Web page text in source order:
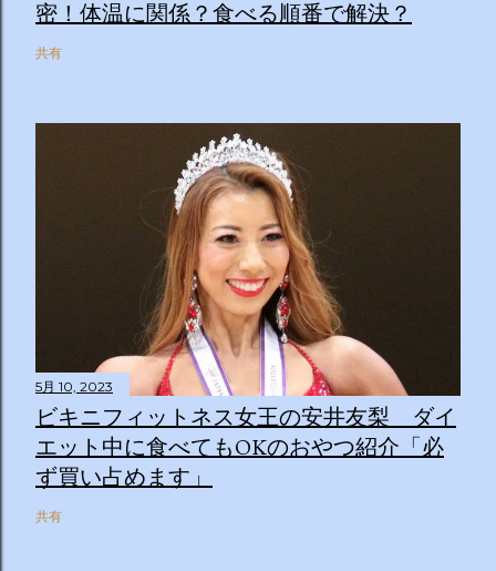
密！体温に関係？食べる順番で解決？
共有
5月 10, 2023
ビキニフィットネス女王の安井友梨 ダイ
エット中に食べてもOKのおやつ紹介「必
ず買い占めます」
共有